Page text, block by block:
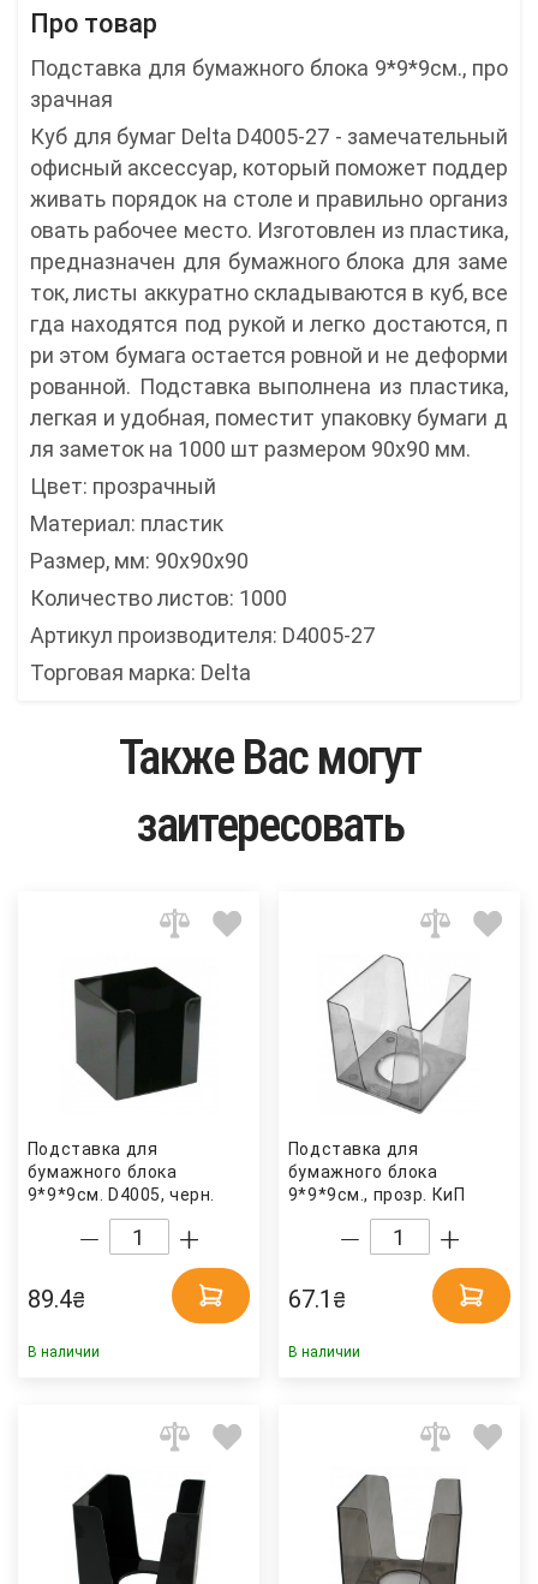
Про товар
Подставка для бумажного блока 9*9*9см., про
зрачная
Куб для бумаг Delta D4005-27 - замечательный
офисный аксессуар, который поможет поддер
живать порядок на столе и правильно организ
овать рабочее место. Изготовлен из пластика,
предназначен для бумажного блока для заме
ток, листы аккуратно складываются в куб, все
гда находятся под рукой и легко достаются, п
ри этом бумага остается ровной и не деформи
рованной. Подставка выполнена из пластика,
легкая и удобная, поместит упаковку бумаги д
ля заметок на 1000 шт размером 90х90 мм.
Цвет: прозрачный
Материал: пластик
Размер, мм: 90x90x90
Количество листов: 1000
Артикул производителя: D4005-27
Торговая марка: Delta
Также Вас могут
заитересовать
Подставка для
бумажного блока
9*9*9см. D4005, черн.
Axent Delta
89.4₴
В наличии
Подставка для
бумажного блока
9*9*9см., прозр. КиП
67.1 ₴
В наличии